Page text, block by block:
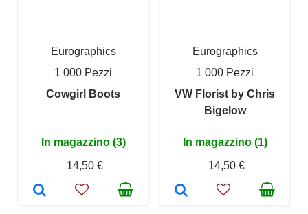
Eurographics
1 000 Pezzi
Cowgirl Boots
In magazzino (3)
14,50 €
Eurographics
1 000 Pezzi
VW Florist by Chris
Bigelow
In magazzino (1)
14,50 €